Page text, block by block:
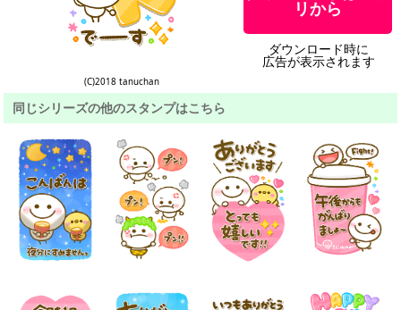
(C)2018 tanuchan
リから
ダウンロード時に
広告が表示されます
同じシリーズの他のスタンプはこちら